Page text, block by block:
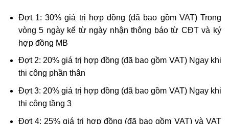
Đợt 1: 30% giá trị hợp đồng (đã bao gồm VAT) Trong
vòng 5 ngày kể từ ngày nhận thông báo từ CĐT và ký
hợp đồng MB
Đợt 2: 20% giá trị hợp đồng (đã bao gồm VAT) Ngay khi
thi công phần thân
Đợt 3: 20% giá trị hợp đồng (đã bao gồm VAT) Ngay khi
thi công tầng 3
Đợt 4: 25% giá trị hợp đồng (đã bao gồm VAT) và VAT